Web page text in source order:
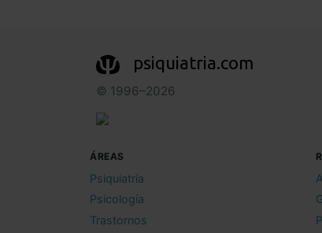
psiquiatria.com
© 1996–2026
ÁREAS
Psiquiatría
Psicología
Trastornos